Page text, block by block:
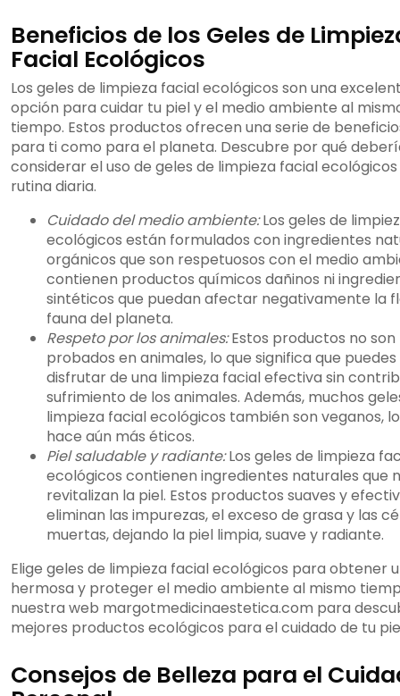
Beneficios de los Geles de
Facial Ecológicos
Los geles de limpieza facial ecológicos son una
opción para cuidar tu piel y el medio ambiente al
tiempo. Estos productos ofrecen una serie de
para ti como para el planeta. Descubre por qué
considerar el uso de geles de limpieza facial
rutina diaria.
Cuidado del medio ambiente:Los geles de
ecológicos están formulados con ingredientes
orgánicos que son respetuosos con el medio
contienen productos químicos dañinos ni
sintéticos que puedan afectar negativamente la
fauna del planeta.
Respeto por los animales:Estos productos no son
probados en animales, lo que significa que puedes
disfrutar de una limpieza facial efectiva sin
sufrimiento de los animales. Además, muchos
limpieza facial ecológicos también son veganos,
hace aún más éticos.
Piel saludable y radiante:Los geles de limpieza
ecológicos contienen ingredientes naturales que
revitalizan la piel. Estos productos suaves y
eliminan las impurezas, el exceso de grasa y las
muertas, dejando la piel limpia, suave y radiante.
Elige geles de limpieza facial ecológicos para obtener
hermosa y proteger el medio ambiente al mismo
nuestra web margotmedicinaestetica.com para
mejores productos ecológicos para el cuidado de tu
Consejos de Belleza para el